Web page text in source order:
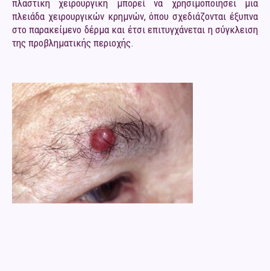
πλαστική χειρουργική μπορεί να χρησιμοποιήσει μια
πλειάδα χειρουργικών κρημνών, όπου σχεδιάζονται έξυπνα
στο παρακείμενο δέρμα και έτσι επιτυγχάνεται η σύγκλειση
της προβληματικής περιοχής.